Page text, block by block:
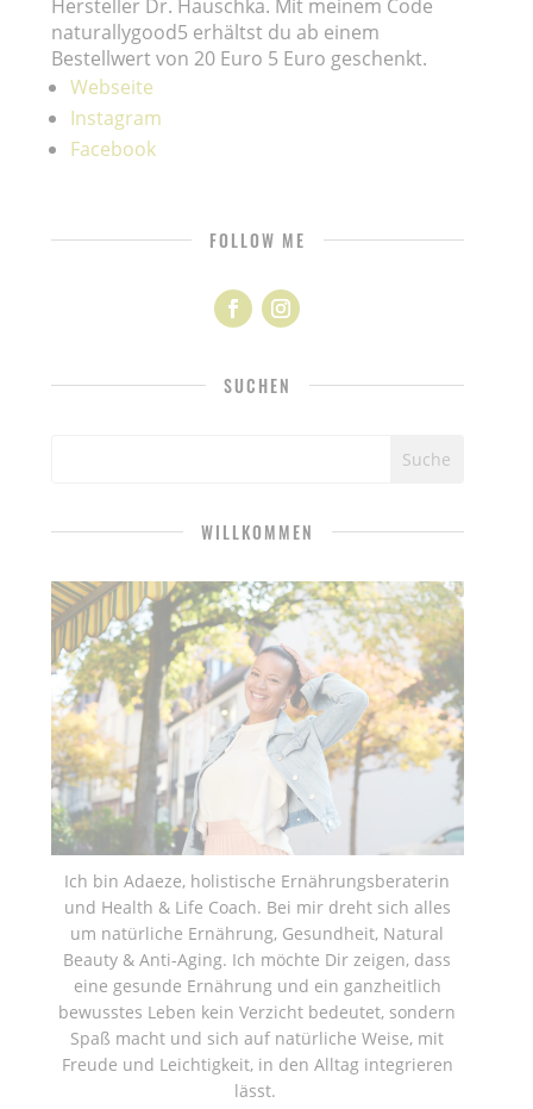
Hersteller Dr. Hauschka. Mit meinem Code
naturallygood5 erhältst du ab einem
Bestellwert von 20 Euro 5 Euro geschenkt.
Webseite
Instagram
Facebook
FOLLOW ME
SUCHEN
WILLKOMMEN
Ich bin Adaeze, holistische Ernährungsberaterin
und Health & Life Coach. Bei mir dreht sich alles
um natürliche Ernährung, Gesundheit, Natural
Beauty & Anti-Aging. Ich möchte Dir zeigen, dass
eine gesunde Ernährung und ein ganzheitlich
bewusstes Leben kein Verzicht bedeutet, sondern
Spaß macht und sich auf natürliche Weise, mit
Freude und Leichtigkeit, in den Alltag integrieren
lässt.